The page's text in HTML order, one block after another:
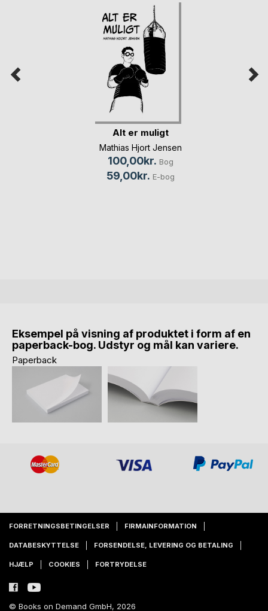
Alt er muligt
Mathias Hjort Jensen
100,00kr. Bog
59,00kr. E-bog
Eksempel på visning af produktet i form af en
paperback-bog. Udstyr og mål kan variere.
Paperback
FORRETNINGSBETINGELSER FIRMAINFORMATION
DATABESKYTTELSE FORSENDELSE, LEVERING OG BETALING
HJÆLP COOKIES FORTRYDELSE
© Books on Demand GmbH, 2026